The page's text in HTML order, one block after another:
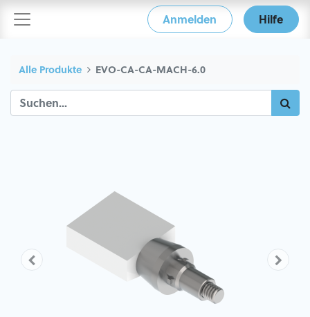
Anmelden Hilfe
Alle Produkte EVO-CA-CA-MACH-6.0